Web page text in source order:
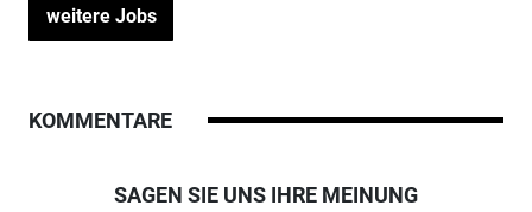
weitere Jobs
KOMMENTARE
SAGEN SIE UNS IHRE MEINUNG